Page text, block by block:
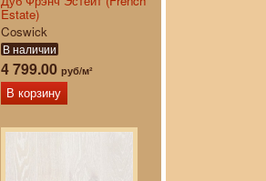
Estate)
Coswick
В наличии
4 799.00 руб/м²
В корзину